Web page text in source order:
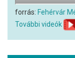
forrás: Fehérvár
További videók